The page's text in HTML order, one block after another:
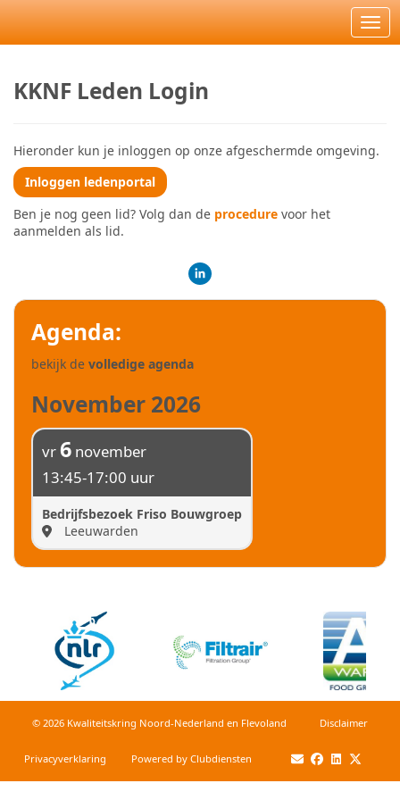
KKNF Leden Login
Hieronder kun je inloggen op onze afgeschermde omgeving.
Inloggen ledenportal
Ben je nog geen lid? Volg dan de procedure voor het
aanmelden als lid.
Agenda:
bekijk de volledige agenda
November 2026
vr6 november
13:45-17:00 uur
Bedrijfsbezoek Friso Bouwgroep
Leeuwarden
© 2026 Kwaliteitskring Noord-Nederland en Flevoland Dis­clai­mer
Privacy­verkla­ring Power­ed by Clubdiensten